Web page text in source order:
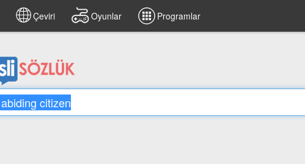
Çeviri Oyunlar Programlar